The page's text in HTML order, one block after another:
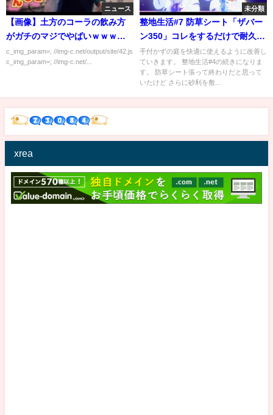
ニュース
【画像】土方のコーラの飲み方
がガチのマジでやばいｗｗｗｗ
ｗ
c_img_param=; //img-c.net/output/site/42.js
c_img_param=; //img-c.net/...
未分類
整地生活#7 防草シート「ザバー
ン350」コレをするだけで耐久年
数半永久化‼︎
手付かずの庭を快適に使えるように改善し
ていきます。 整地生活#4の続きになりま
す。 防草シート張って終わりだと思って
いたけど さらに砂利を敷...
xrea